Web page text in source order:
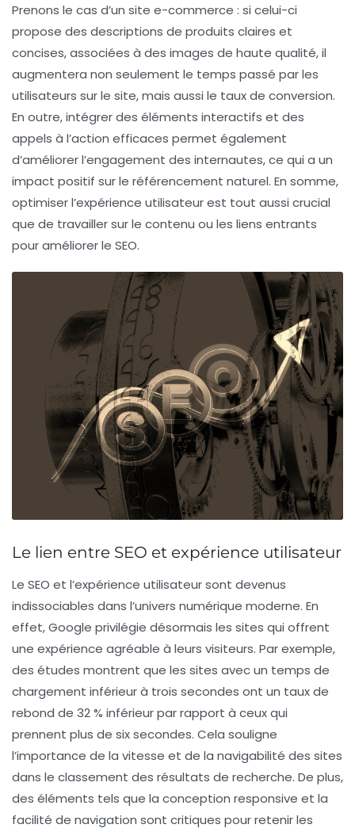
Prenons le cas d’un site e-commerce : si celui-ci
propose des descriptions de produits claires et
concises, associées à des images de haute qualité, il
augmentera non seulement le temps passé par les
utilisateurs sur le site, mais aussi le taux de conversion.
En outre, intégrer des éléments interactifs et des
appels à l’action efficaces permet également
d’améliorer l’engagement des internautes, ce qui a un
impact positif sur le référencement naturel. En somme,
optimiser l’expérience utilisateur est tout aussi crucial
que de travailler sur le contenu ou les liens entrants
pour améliorer le SEO.
Le lien entre SEO et expérience utilisateur
Le SEO et l’expérience utilisateursont devenus
indissociables dans l’univers numérique moderne. En
effet, Google privilégie désormais les sites qui offrent
une expérience agréable à leurs visiteurs. Par exemple,
des études montrent que les sites avec un temps de
chargement inférieur à trois secondes ont un taux de
rebond de 32 % inférieur par rapport à ceux qui
prennent plus de six secondes. Cela souligne
l’importance de la vitesse et de la navigabilité des sites
dans le classement des résultats de recherche. De plus,
des éléments tels que la conception responsive et la
facilité de navigation sont critiques pour retenir les